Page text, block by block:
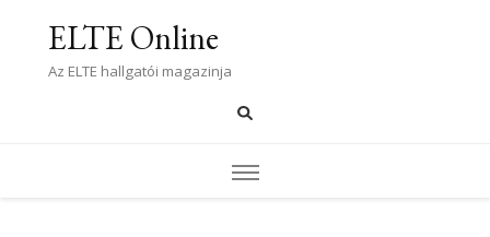
ELTE Online
Az ELTE hallgatói magazinja